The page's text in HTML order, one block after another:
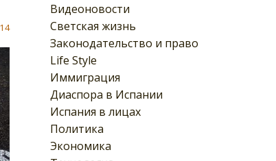
Видеоновости
Светская жизнь
Законодательство и право
Life Style
Иммиграция
Диаспора в Испании
Испания в лицах
Политика
Экономика